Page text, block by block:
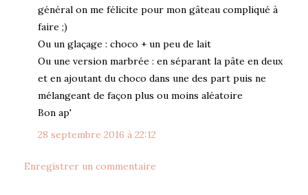
général on me félicite pour mon gâteau compliqué à
faire ;)
Ou un glaçage : choco + un peu de lait
Ou une version marbrée : en séparant la pâte en deux
et en ajoutant du choco dans une des part puis ne
mélangeant de façon plus ou moins aléatoire
Bon ap'
28 septembre 2016 à 22:12
Enregistrer un commentaire